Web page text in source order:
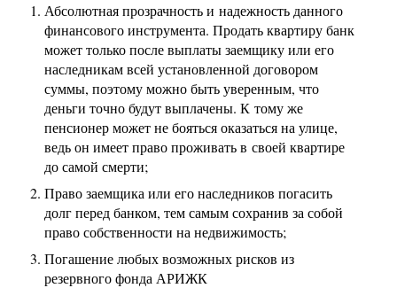
Абсолютная прозрачность и надежность данного
финансового инструмента. Продать квартиру банк
может только после выплаты заемщику или его
наследникам всей установленной договором
суммы, поэтому можно быть уверенным, что
деньги точно будут выплачены. К тому же
пенсионер может не бояться оказаться на улице,
ведь он имеет право проживать в своей квартире
до самой смерти;
Право заемщика или его наследников погасить
долг перед банком, тем самым сохранив за собой
право собственности на недвижимость;
Погашение любых возможных рисков из
резервного фонда АРИЖК